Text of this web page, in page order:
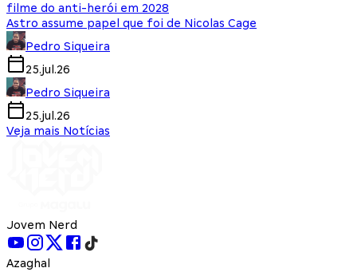
filme do anti-herói em 2028
Astro assume papel que foi de Nicolas Cage
Pedro Siqueira
25.jul.26
Pedro Siqueira
25.jul.26
Veja mais Notícias
Jovem Nerd
Azaghal